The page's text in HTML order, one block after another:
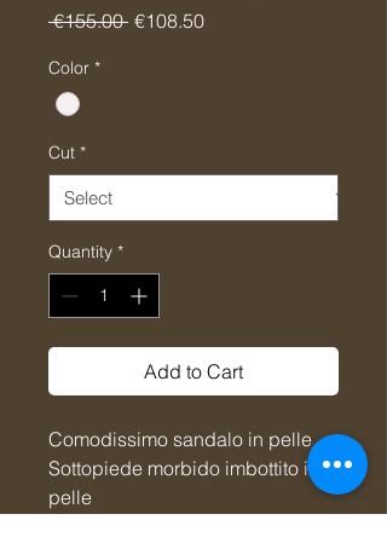
€155.00 Regular
€108.50Sale
Color *
Cut *
Quantity *
Add to Cart
Comodissimo sandalo in pelle
Sottopiede morbido imbottito in
pelle